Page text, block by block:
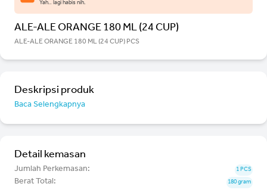
Yah.. lagi habis nih.
ALE-ALE ORANGE 180 ML (24 CUP)
ALE-ALE ORANGE 180 ML (24 CUP) PCS
Deskripsi produk
Baca Selengkapnya
Detail kemasan
Jumlah Perkemasan: 1 PCS
Berat Total: 180 gram